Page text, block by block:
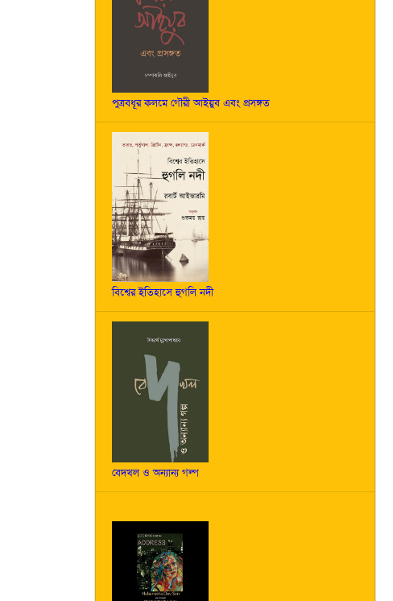
পুত্রবধূর কলমে গৌরী আইয়ুব এবং প্রসঙ্গত
বিশ্বের ইতিহাসে হুগলি নদী
বেদখল ও অন্যান্য গল্প